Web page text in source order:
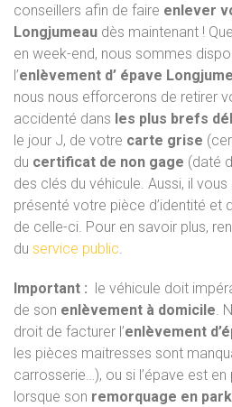
conseillers afin de faire enlever
Longjumeau dès maintenant !
en week-end, nous sommes
l’enlèvement d’ épave
nous nous efforcerons de retirer
accidenté dans les plus brefs
le jour J, de votre carte grise
du certificat de non gage (daté
des clés du véhicule. Aussi, il
présenté votre pièce d’identité et
de celle-ci. Pour en savoir plus,
du service public.
Important : le véhicule doit
de son enlèvement à domicile.
droit de facturer l’enlèvement
les pièces maitresses sont
carrosserie…), ou si l’épave est
lorsque son remorquage en